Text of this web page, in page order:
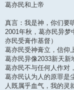
葛亦民和上帝
真言：我是神，你们要
2001年秋，葛亦民异梦
亦民受膏作基督）
葛亦民受神膏立，信仰
葛亦民异像2033新天新
葛亦民不与任何人作对
葛亦民认为人的原罪是
人既属乎血气，我的灵